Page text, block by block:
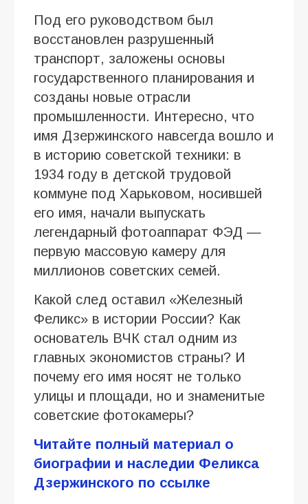
Под его руководством был
восстановлен разрушенный
транспорт, заложены основы
государственного планирования и
созданы новые отрасли
промышленности. Интересно, что
имя Дзержинского навсегда вошло и
в историю советской техники: в
1934 году в детской трудовой
коммуне под Харьковом, носившей
его имя, начали выпускать
легендарный фотоаппарат ФЭД —
первую массовую камеру для
миллионов советских семей.
Какой след оставил «Железный
Феликс» в истории России? Как
основатель ВЧК стал одним из
главных экономистов страны? И
почему его имя носят не только
улицы и площади, но и знаменитые
советские фотокамеры?
Читайте полный материал о
биографии и наследии Феликса
Дзержинского по ссылке